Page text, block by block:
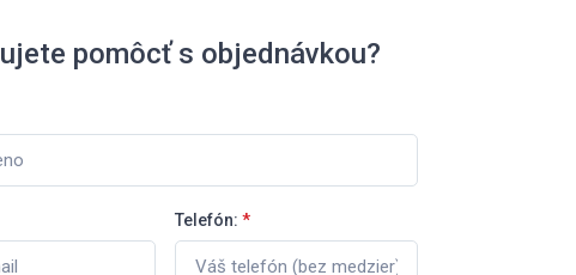
pomôcť s objednávkou?
Telefón: *